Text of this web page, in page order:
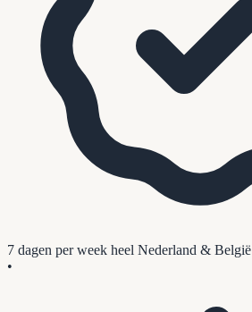
7 dagen per week heel Nederland & België
•